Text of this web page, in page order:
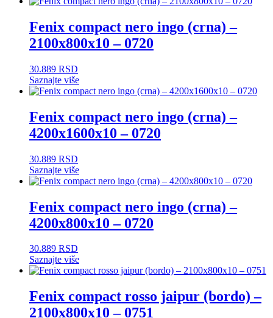
Fenix compact nero ingo (crna) –
2100x800x10 – 0720
30.889 RSD
Saznajte više
Fenix compact nero ingo (crna) –
4200x1600x10 – 0720
30.889 RSD
Saznajte više
Fenix compact nero ingo (crna) –
4200x800x10 – 0720
30.889 RSD
Saznajte više
Fenix compact rosso jaipur (bordo) –
2100x800x10 – 0751